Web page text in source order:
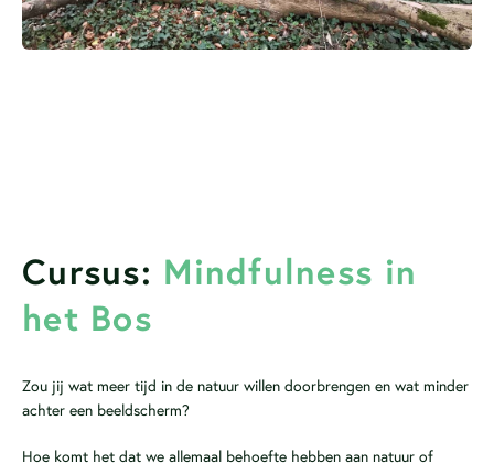
Cursus: Mindfulness in
het Bos
Zou jij wat meer tijd in de natuur willen doorbrengen en wat minder
achter een beeldscherm?
Hoe komt het dat we allemaal behoefte hebben aan natuur of